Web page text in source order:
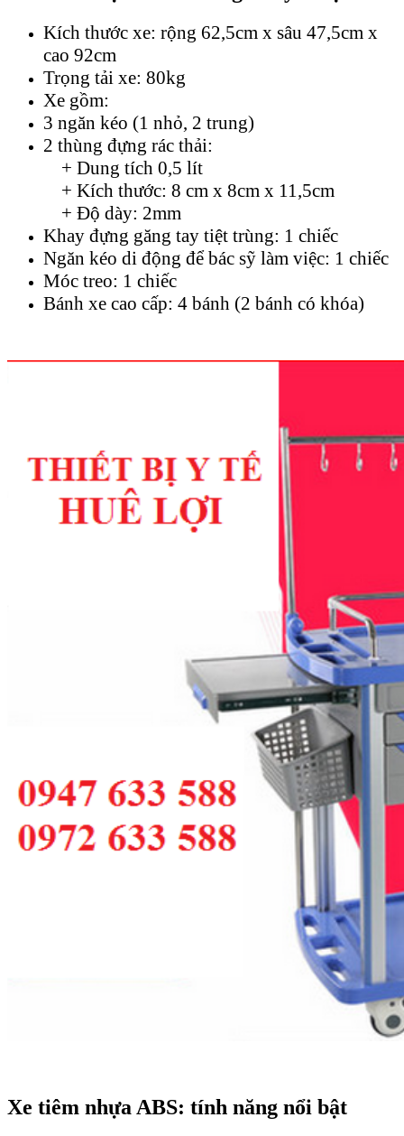
Kích thước xe: rộng 62,5cm x sâu 47,5cm x
cao 92cm
Trọng tải xe: 80kg
Xe gồm:
3 ngăn kéo (1 nhỏ, 2 trung)
2 thùng đựng rác thải:
+ Dung tích 0,5 lít
+ Kích thước: 8 cm x 8cm x 11,5cm
+ Độ dày: 2mm
Khay đựng găng tay tiệt trùng: 1 chiếc
Ngăn kéo di động để bác sỹ làm việc: 1 chiếc
Móc treo: 1 chiếc
Bánh xe cao cấp: 4 bánh (2 bánh có khóa)
Xe tiêm nhựa ABS: tính năng nổi bật